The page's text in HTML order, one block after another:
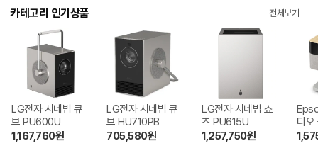
카테고리 인기상품 전체보기
LG전자 시네빔 큐
브 PU600U
1,167,760원
LG전자 시네빔 큐
브 HU710PB
705,580원
LG전자 시네빔 쇼
츠 PU615U
1,257,750원
디오
EF-